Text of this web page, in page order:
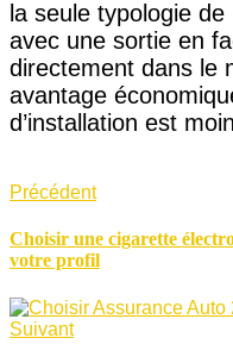
la seule typologie
avec une sortie en
directement dans le
avantage
d’installation est
Précédent
Choisir une cigarette
votre profil
Suivant